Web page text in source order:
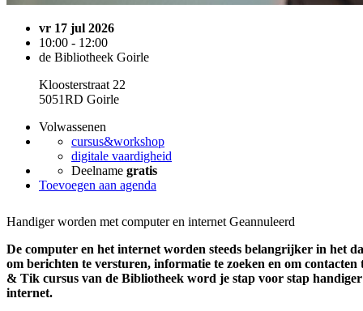
vr 17 jul 2026
10:00 - 12:00
de Bibliotheek Goirle
Kloosterstraat 22
5051RD Goirle
Volwassenen
cursus&workshop
digitale vaardigheid
Deelname gratis
Toevoegen aan agenda
Handiger worden met computer en internet Geannuleerd
De computer en het internet worden steeds belangrijker in het
om berichten te versturen, informatie te zoeken en om
& Tik cursus van de Bibliotheek word je stap voor stap
internet.